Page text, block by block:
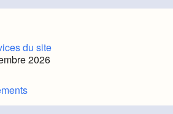
du site
2026